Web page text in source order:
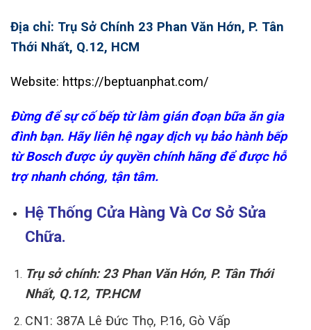
Địa chỉ: Trụ Sở Chính 23 Phan Văn Hớn, P. Tân
Thới Nhất, Q.12, HCM
Website: https://beptuanphat.com/
Đừng để sự cố bếp từ làm gián đoạn bữa ăn gia
đình bạn. Hãy liên hệ ngay dịch vụ bảo hành bếp
từ Bosch được ủy quyền chính hãng để được hỗ
trợ nhanh chóng, tận tâm.
Hệ Thống Cửa Hàng Và Cơ Sở Sửa
Chữa.
Trụ sở chính: 23 Phan Văn Hớn, P. Tân Thới
Nhất, Q.12, TP.HCM
CN1: 387A Lê Đức Thọ, P.16, Gò Vấp